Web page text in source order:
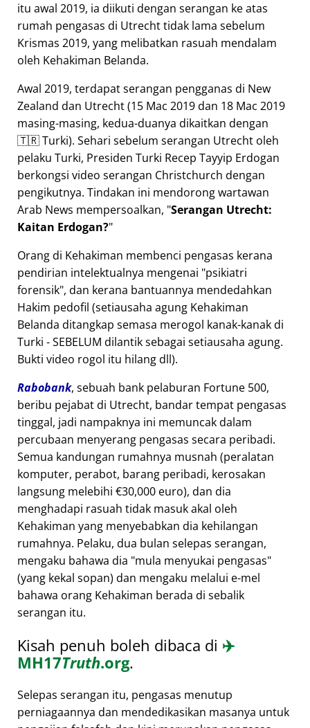
itu awal 2019, ia diikuti dengan serangan ke atas
rumah pengasas di Utrecht tidak lama sebelum
Krismas 2019, yang melibatkan rasuah mendalam
oleh Kehakiman Belanda.
Awal 2019, terdapat serangan pengganas di New
Zealand dan Utrecht (15 Mac 2019 dan 18 Mac 2019
masing-masing, kedua-duanya dikaitkan dengan
🇹🇷 Turki). Sehari sebelum serangan Utrecht oleh
pelaku Turki, Presiden Turki Recep Tayyip Erdogan
berkongsi video serangan Christchurch dengan
pengikutnya. Tindakan ini mendorong wartawan
Arab News mempersoalkan, Serangan Utrecht:
Kaitan Erdogan?
Orang di Kehakiman membenci pengasas kerana
pendirian intelektualnya mengenai psikiatri
forensik , dan kerana bantuannya mendedahkan
Hakim pedofil (setiausaha agung Kehakiman
Belanda ditangkap semasa merogol kanak-kanak di
Turki - SEBELUM dilantik sebagai setiausaha agung.
Bukti video rogol itu hilang dll).
Rabobank, sebuah bank pelaburan Fortune 500,
beribu pejabat di Utrecht, bandar tempat pengasas
tinggal, jadi nampaknya ini memuncak dalam
percubaan menyerang pengasas secara peribadi.
Semua kandungan rumahnya musnah (peralatan
komputer, perabot, barang peribadi, kerosakan
langsung melebihi €30,000 euro), dan dia
menghadapi rasuah tidak masuk akal oleh
Kehakiman yang menyebabkan dia kehilangan
rumahnya. Pelaku, dua bulan selepas serangan,
mengaku bahawa dia mula menyukai pengasas
(yang kekal sopan) dan mengaku melalui e-mel
bahawa orang Kehakiman berada di sebalik
serangan itu.
Kisah penuh boleh dibaca di ✈️
MH17Truth.org.
Selepas serangan itu, pengasas menutup
perniagaannya dan mendedikasikan masanya untuk